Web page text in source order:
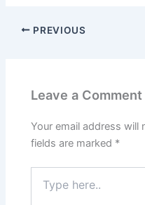
PREVIOUS
Leave a Comment
Your email address will
fields are marked *
here..